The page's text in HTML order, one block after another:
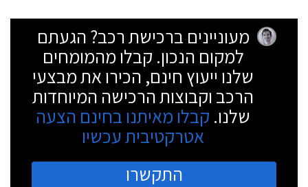
מעוניינים ברכישת רכב? הגעתם
למקום הנכון. קבלו מהמומחים
שלנו ייעוץ חינם, הכירו את מבצעי
הרכב וקבוצות הרכישה המיוחדות
שלנו. קבלו מאיתנו בחינם הצעה
אטרקטיבית עכשיו
התקשרו